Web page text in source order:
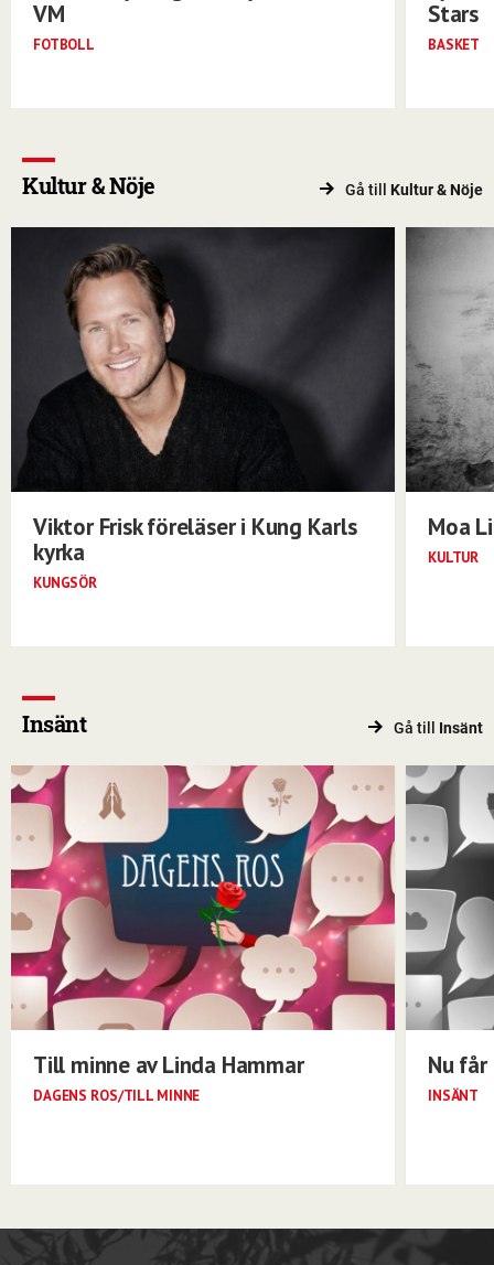
VM
FOTBOLL
Stars
BASKET
Kultur & Nöje Gå till Kultur & Nöje
Viktor Frisk föreläser i Kung Karls
kyrka
KUNGSÖR
Moa
KULTUR
Insänt Gå till Insänt
Till minne av Linda Hammar
DAGENS ROS/TILL MINNE
Nu
INSÄNT